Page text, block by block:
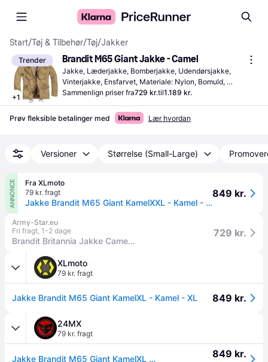
Start/Tøj & Tilbehør/Tøj/Jakker
Trender
+1
Brandit M65 Giant Jakke - Camel
Jakke, Læderjakke, Bomberjakke, Udendørsjakke,
Vinterjakke, Ensfarvet, Materiale: Nylon, Bomuld,
Polyester, Stof, Ventilerende, Foret, Lommer, Hætte,
Justerbare skulderstropper, Vandtæt, Justérbar, Slidstærk,
Vindtæt, Aftagelige skulderstropper
Sammenlign priser fra729 kr.til1.189 kr.
Prøv fleksible betalinger med Lær hvordan
Versioner Størrelse (Small-Large)
ANNONCE
Fra XLmoto
79 kr. fragt
Jakke Brandit M65 Giant KamelXXL - Kamel - XXL
849 kr.
Army-Star.eu
Fri fragt, 1-2 dage
Brandit Britannia Jakke Camel - 2XL.
729 kr.
XLmoto
79 kr. fragt
Jakke Brandit M65 Giant KamelXL - Kamel - XL 849 kr.
24MX
79 kr. fragt
Jakke Brandit M65 Giant KamelXL - Kamel - XL 849 kr.